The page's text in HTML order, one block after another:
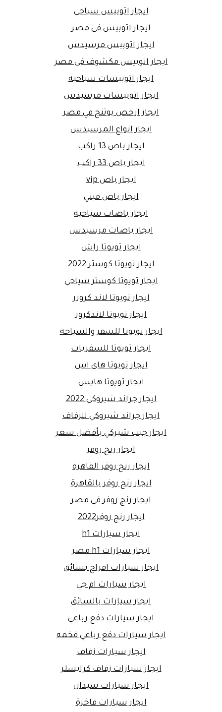
ايجار اتوبيس سياحى
ايجار اتوبيس في مصر
ايجار اتوبيس مرسيدس
ايجار اتوبيس مكشوف فى مصر
ايجار اتوبيسات سياحية
ايجار اتوبيسات مرسيدس
ايجار ارخص يوتنج في مصر
ايجار انواع المرسيدس
ايجار باص 13 راكب
ايجار باص 33 راكب
ايجار باص vip
ايجار باص ميني
ايجار باصات سياحية
ايجار باصات مرسيدس
ايجار تويوتا راش
ايجار تويوتا كوستر 2022
ايجار تويوتا كوستر سياحي
ايجار تويوتا لاند كروزر
ايجار تويوتا لاندكروز
ايجار تويوتا للسفر والسياحة
ايجار تويوتا للسفريات
ايجار تويوتا هاي اس
ايجار تويوتا هايس
ايجار جراند شيروكي 2022
ايجار جراند شيروكي للزفاف
ايجار جيب شيركي بأفضل سعر
ايجار رنج روفر
ايجار رنج روفر القاهرة
ايجار رنج روفر بالقاهرة
ايجار رنج روفر في مصر
ايجار رنج روفر2022
ايجار سيارات h1
ايجار سيارات h1 مصر
ايجار سيارات افراح بسائق
ايجار سيارات ام جي
ايجار سيارات بالسائق
ايجار سيارات دفع رباعي
ايجار سيارات دفع رباعي فخمه
ايجار سيارات زفاف
ايجار سيارات زفاف كرايسلر
ايجار سيارات سيدان
ايجار سيارات فاخرة